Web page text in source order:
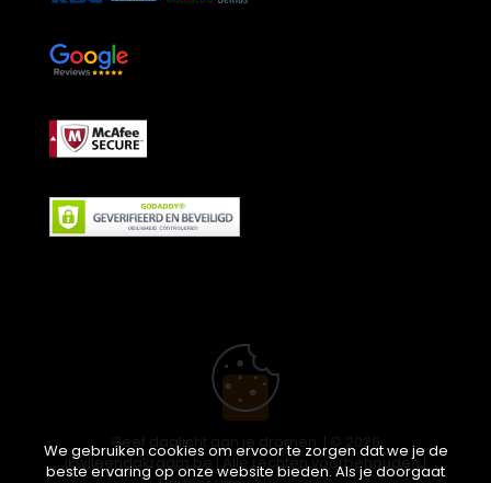
Geef daglicht aan je dromen. | © 2026
ikwileendakraam.be | Alle rechten voorbehouden |
We gebruiken cookies om ervoor te zorgen dat we je de
beste ervaring op onze website bieden. Als je doorgaat